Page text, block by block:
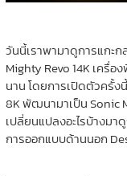
วันนี้เราพามาดูการแกะ
Mighty Revo 14K เครื่
นาน โดยการเปิดตัวครั้
8K พัฒนามาเป็น Sonic
เปลี่ยนแปลงอะไรบ้างมา
การออกแบบด้านนอก